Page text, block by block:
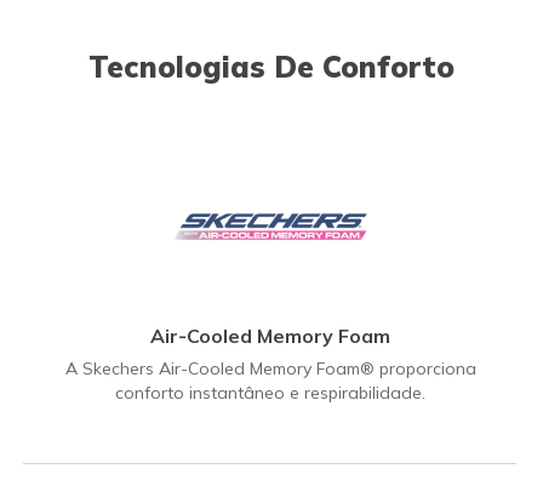
Tecnologias De Conforto
Air-Cooled Memory Foam
A Skechers Air-Cooled Memory Foam® proporciona
conforto instantâneo e respirabilidade.